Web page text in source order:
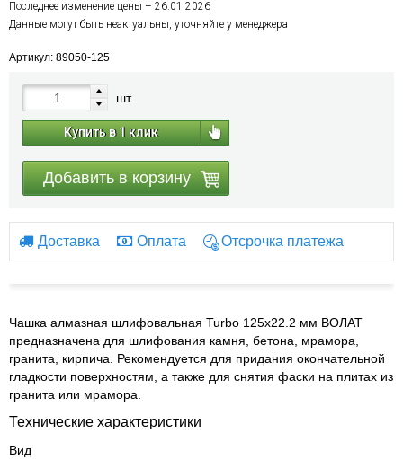
Последнее изменение цены – 26.01.2026
Данные могут быть неактуальны, уточняйте у менеджера
Артикул: 89050-125
шт.
Купить в 1 клик
Добавить в корзину
Доставка Оплата Отсрочка платежа
Чашка алмазная шлифовальная Turbo 125x22.2 мм ВОЛАТ
предназначена для шлифования камня, бетона, мрамора,
гранита, кирпича. Рекомендуется для придания окончательной
гладкости поверхностям, а также для снятия фаски на плитах из
гранита или мрамора.
Технические характеристики
Вид